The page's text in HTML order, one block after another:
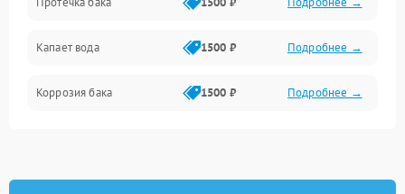
Механика
Капает вода 1500 ₽ Подробнее →
Коррозия бака 1500 ₽ Подробнее →